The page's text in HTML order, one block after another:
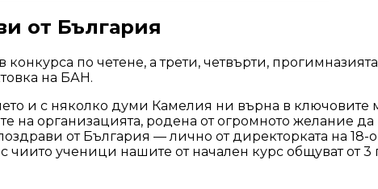
от България
по четене, а трети, четвърти,
на БАН.
и с няколко думи Камелия ни върна в ключовите
на организацията, родена от огромното желание
от България — лично от директорката на 18-
ученици нашите от начален курс общуват от 3